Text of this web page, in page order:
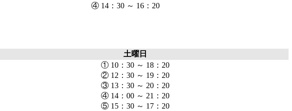
④ 14：30 ～ 16：20
土曜日
① 10：30 ～ 18：20
② 12：30 ～ 19：20
③ 13：30 ～ 20：20
④ 14：00 ～ 21：20
⑤ 15：30 ～ 17：20